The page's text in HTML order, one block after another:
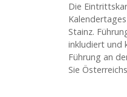
Die
Stainz.
inkludiert und
Führung an
Sie